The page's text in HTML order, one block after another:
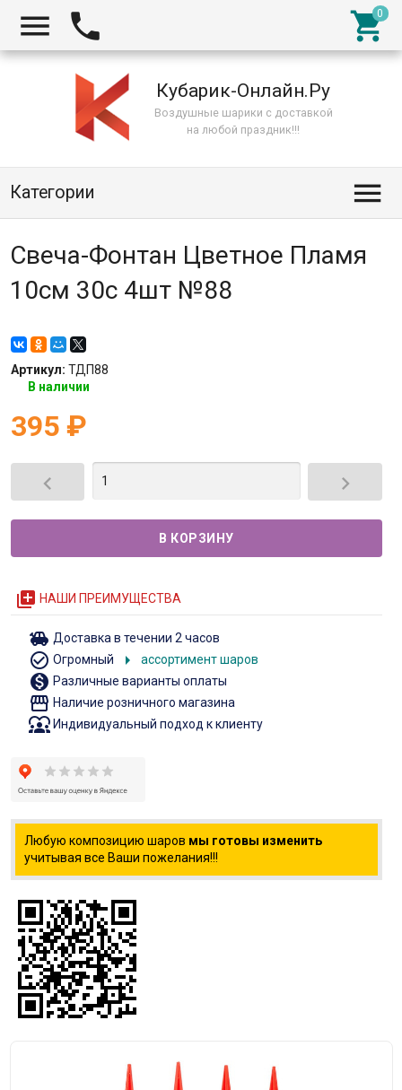
  
Кубарик-Онлайн.Ру
Воздушные шарики с доставкой
на любой праздник!!!
Категории 
Свеча-Фонтан Цветное Пламя
10см 30с 4шт №88
Артикул: ТДП88
В наличии
395 ₽
 
queue НАШИ ПРЕИМУЩЕСТВА
toys Доставка в течении 2 часов
check_circle_outline Огромный arrow_right ассортимент шаров
monetization_on Различные варианты оплаты
storefront Наличие розничного магазина
diversity_1Индивидуальный подход к клиенту
Любую композицию шаров мы готовы изменить
учитывая все Ваши пожелания!!!